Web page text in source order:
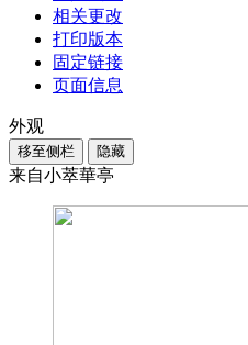
相关更改
打印版本
固定链接
页面信息
外观
移至侧栏 隐藏
来自小萃華亭